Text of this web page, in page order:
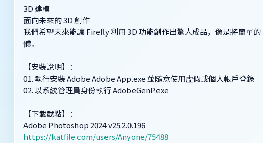
3D 建模
面向未來的 3D 創作
我們希望未來能讓 Firefly 利用 3D 功能創作出驚人成品，像是將簡單
體。
【安裝說明】：
01. 執行安裝 Adob​​e Adob​​e App.exe 並隨意使用虛假或個人帳戶登錄
02. 以系統管理員身份執行 Adob​​eGenP.exe
【下載載點】：
Adobe Photoshop 2024 v25.2.0.196
https://katfile.com/users/Anyone/75488